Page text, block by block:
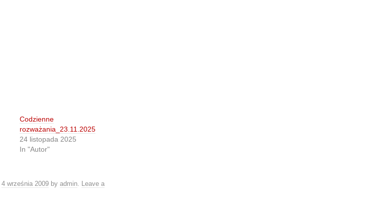
Codzienne
rozważania_23.11.2025
24 listopada 2025
In "Autor"
4 września 2009 by admin. Leave a